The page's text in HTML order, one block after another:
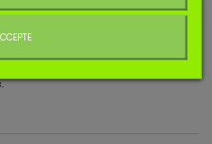
CS-340, CS-341, CS-345, CS-346, CS-